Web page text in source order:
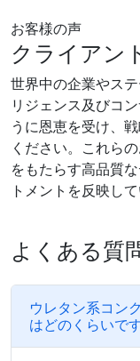
お客様の声
クライアン
世界中の企業やス
リジェンス及びコ
うに恩恵を受け、
ください。これら
をもたらす高品質
トメントを反映して
よくある質
ウレタン系コン
はどのくらいで